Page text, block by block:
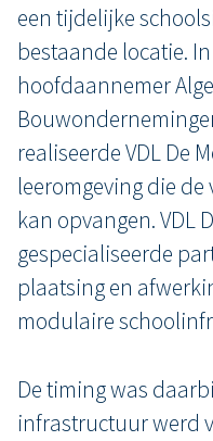
een tijdelijke
bestaande locatie.
hoofdaannemer
realiseerde VDL De
leeromgeving die
kan opvangen. VDL
gespecialiseerde
plaatsing en
modulaire
De timing was
infrastructuur werd